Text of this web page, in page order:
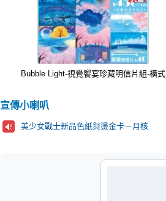
Bubble Light-視覺饗宴珍藏明信片組-橫式
宣傳小喇叭
美少女戰士新品色紙與燙金卡－月核